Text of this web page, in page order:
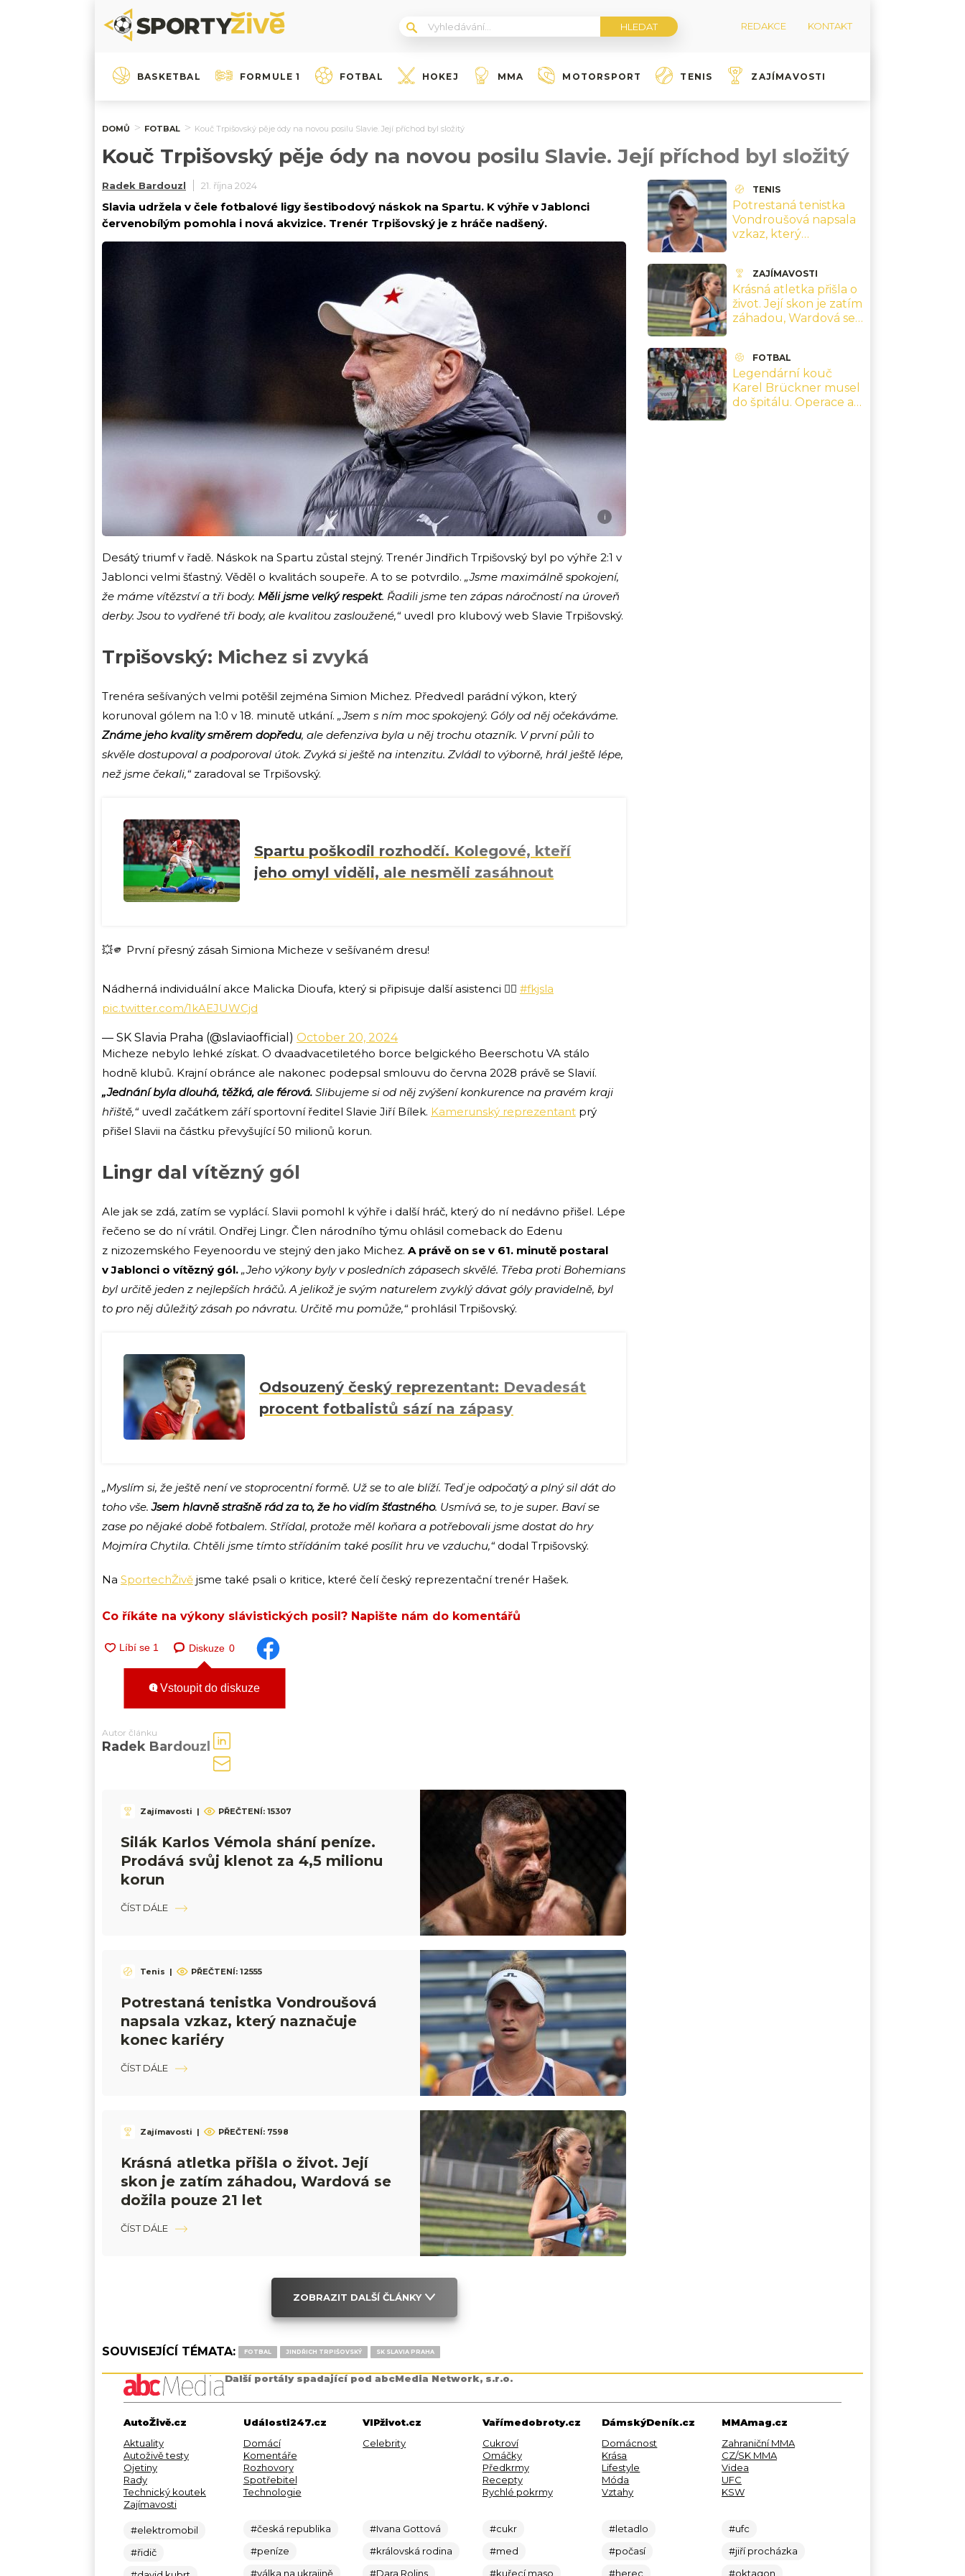
REDAKCE KONTAKT
BASKETBAL FORMULE 1 FOTBAL HOKEJ MMA MOTORSPORT TENIS ZAJÍMAVOSTI
DOMŮ FOTBAL Kouč Trpišovský pěje ódy na novou posilu Slavie. Její příchod byl složitý
Kouč Trpišovský pěje ódy na novou posilu Slavie. Její příchod byl složitý
Radek Bardouzl 21. října 2024
Slavia udržela v čele fotbalové ligy šestibodový náskok na Spartu. K výhře v Jablonci
červenobílým pomohla i nová akvizice. Trenér Trpišovský je z hráče nadšený.
i
Desátý triumf v řadě. Náskok na Spartu zůstal stejný. Trenér Jindřich Trpišovský byl po výhře 2:1 v
Jablonci velmi šťastný. Věděl o kvalitách soupeře. A to se potvrdilo. „Jsme maximálně spokojení,
že máme vítězství a tři body. Měli jsme velký respekt. Řadili jsme ten zápas náročností na úroveň
derby. Jsou to vydřené tři body, ale kvalitou zasloužené,“uvedl pro klubový web Slavie Trpišovský.
Trpišovský: Michez si zvyká
Trenéra sešívaných velmi potěšil zejména Simion Michez. Předvedl parádní výkon, který
korunoval gólem na 1:0 v 18. minutě utkání. „Jsem s ním moc spokojený. Góly od něj očekáváme.
Známe jeho kvality směrem dopředu, ale defenziva byla u něj trochu otazník. V první půli to
skvěle dostupoval a podporoval útok. Zvyká si ještě na intenzitu. Zvládl to výborně, hrál ještě lépe,
než jsme čekali,“zaradoval se Trpišovský.
Spartu poškodil rozhodčí. Kolegové, kteří
jeho omyl viděli, ale nesměli zasáhnout
💥🫵 První přesný zásah Simiona Micheze v sešívaném dresu!
Nádherná individuální akce Malicka Dioufa, který si připisuje další asistenci 😮‍💨 #fkjsla
pic.twitter.com/1kAEJUWCjd
— SK Slavia Praha (@slaviaofficial) October 20, 2024
Micheze nebylo lehké získat. O dvaadvacetiletého borce belgického Beerschotu VA stálo
hodně klubů. Krajní obránce ale nakonec podepsal smlouvu do června 2028 právě se Slavií.
„Jednání byla dlouhá, těžká, ale férová. Slibujeme si od něj zvýšení konkurence na pravém kraji
hřiště,“ uvedl začátkem září sportovní ředitel Slavie Jiří Bílek. Kamerunský reprezentant prý
přišel Slavii na částku převyšující 50 milionů korun.
Lingr dal vítězný gól
Ale jak se zdá, zatím se vyplácí. Slavii pomohl k výhře i další hráč, který do ní nedávno přišel. Lépe
řečeno se do ní vrátil. Ondřej Lingr. Člen národního týmu ohlásil comeback do Edenu
z nizozemského Feyenoordu ve stejný den jako Michez. A právě on se v 61. minutě postaral
v Jablonci o vítězný gól. „Jeho výkony byly v posledních zápasech skvělé. Třeba proti Bohemians
byl určitě jeden z nejlepších hráčů. A jelikož je svým naturelem zvyklý dávat góly pravidelně, byl
to pro něj důležitý zásah po návratu. Určitě mu pomůže,“prohlásil Trpišovský.
Odsouzený český reprezentant: Devadesát
procent fotbalistů sází na zápasy
„Myslím si, že ještě není ve stoprocentní formě. Už se to ale blíží. Teď je odpočatý a plný sil dát do
toho vše.Jsem hlavně strašně rád za to, že ho vidím šťastného. Usmívá se, to je super. Baví se
zase po nějaké době fotbalem. Střídal, protože měl koňara a potřebovali jsme dostat do hry
Mojmíra Chytila. Chtěli jsme tímto střídáním také posílit hru ve vzduchu,“ dodal Trpišovský.
Na SportechŽivě jsme také psali o kritice, které čelí český reprezentační trenér Hašek.
Co říkáte na výkony slávistických posil? Napište nám do komentářů
Diskuze 0
Vstoupit do diskuze
Autor článku
Radek Bardouzl
Zajímavosti | PŘEČTENÍ: 15307
Silák Karlos Vémola shání peníze.
Prodává svůj klenot za 4,5 milionu
korun
ČÍST DÁLE
Tenis | PŘEČTENÍ: 12555
Potrestaná tenistka Vondroušová
napsala vzkaz, který naznačuje
konec kariéry
ČÍST DÁLE
Zajímavosti | PŘEČTENÍ: 7598
Krásná atletka přišla o život. Její
skon je zatím záhadou, Wardová se
dožila pouze 21 let
ČÍST DÁLE
ZOBRAZIT DALŠÍ ČLÁNKY
SOUVISEJÍCÍ TÉMATA: FOTBAL JINDŘICH TRPIŠOVSKÝ SK SLAVIA PRAHA
TENIS
Potrestaná tenistka
Vondroušová napsala
vzkaz, který
ZAJÍMAVOSTI
Krásná atletka přišla o
život. Její skon je zatím
záhadou, Wardová se
FOTBAL
Legendární kouč
Karel Brückner musel
do špitálu. Operace a
Další portály spadající pod abcMedia Network, s.r.o.
AutoŽivě.cz
Aktuality
Autoživě testy
Ojetiny
Rady
Technický koutek
Zajímavosti
#elektromobil
#řidič
Události247.cz
Domácí
Komentáře
Rozhovory
Spotřebitel
Technologie
#česká republika
#peníze
#válka na ukrajině
VIPživot.cz
Celebrity
#Ivana Gottová
#královská rodina
#Dara Rolins
Vařímedobroty.cz
Cukroví
Omáčky
Předkrmy
Recepty
Rychlé pokrmy
#cukr
#med
#kuřecí maso
DámskýDeník.cz
Domácnost
Krása
Lifestyle
Móda
Vztahy
#letadlo
#počasí
#herec
MMAmag.cz
Zahraniční MMA
CZ/SK MMA
Videa
UFC
KSW
#ufc
#jiří procházka
#oktagon